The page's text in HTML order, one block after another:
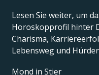
Lesen Sie weiter, um
Horoskopprofil hinter
Charisma,
Lebensweg und
Mond in Stier